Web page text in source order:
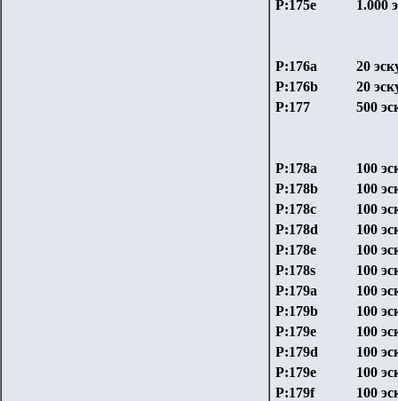
P:175e 1.000
P:176a
20
P:176b
20
P:177
500
P:178a
100
P:178b
100
P:178c
100
P:178d
100
P:178e
100
P:178s
100
P:179a
100
P:179b
100
P:179e
100
P:179d
100
P:179e
100
P:179f
100